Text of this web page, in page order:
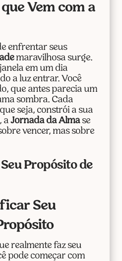
Vem com a
enfrentar seus
maravilhosa surge.
em um dia
a luz entrar. Você
que antes parecia um
sombra. Cada
seja, constrói a sua
a Jornada da Almase
vencer, mas sobre
Propósito de
Seu
realmente faz seu
pode começar com